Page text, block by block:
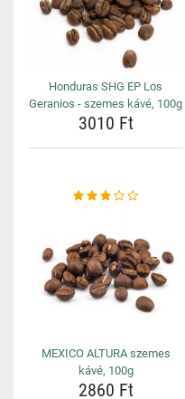
Honduras SHG EP Los
Geranios - szemes kávé, 100g
3010 Ft
MEXICO ALTURA szemes
kávé, 100g
2860 Ft